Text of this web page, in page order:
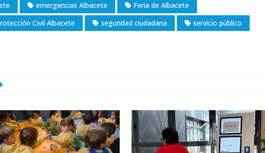
emergencias Albacete
Feria de Albacete
Civil Albacete seguridad ciudadana
servicio público